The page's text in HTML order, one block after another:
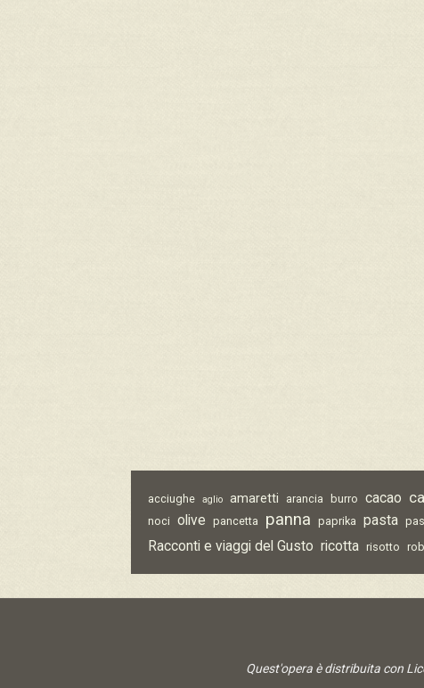
acciughe aglio amaretti arancia burro cacao
noci olive pancetta panna paprika pasta
Racconti e viaggi del Gusto ricotta risotto
Quest'opera è distribuita con